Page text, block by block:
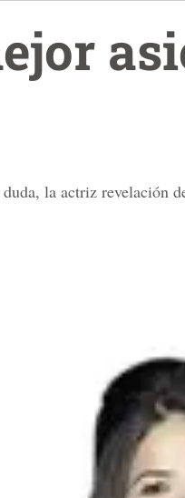
la actriz revelación